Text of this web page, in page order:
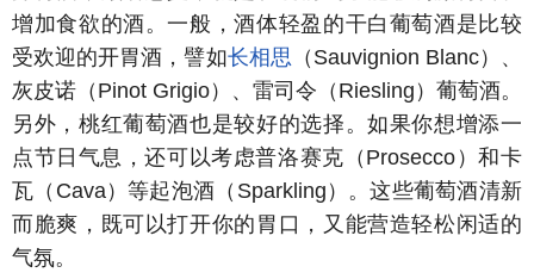
增加食欲的酒。一般，酒体轻盈的干白葡萄酒是比较
受欢迎的开胃酒，譬如长相思 （Sauvignion Blanc）、
灰皮诺（Pinot Grigio）、雷司令（Riesling）葡萄酒。
另外，桃红葡萄酒也是较好的选择。如果你想增添一
点节日气息，还可以考虑普洛赛克（Prosecco）和卡
瓦（Cava）等起泡酒（Sparkling）。这些葡萄酒清新
而脆爽，既可以打开你的胃口，又能营造轻松闲适的
气氛。